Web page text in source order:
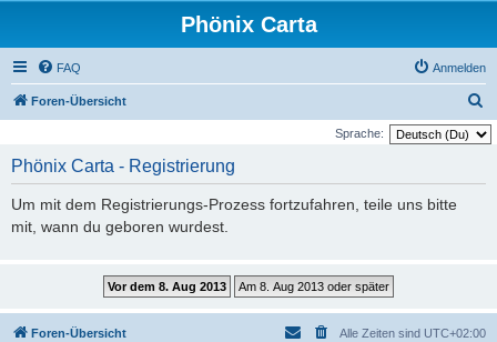
Phönix Carta
FAQ Anmelden
Foren-Übersicht
u
Sprache:
Phönix Carta - Registrierung
Um mit dem Registrierungs-Prozess fortzufahren, teile uns bitte
mit, wann du geboren wurdest.
Foren-Übersicht Alle Zeiten sind UTC+02:00